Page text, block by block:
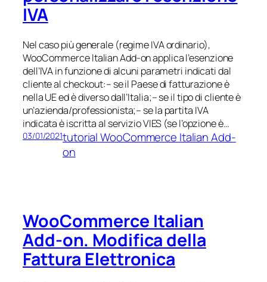
IVA
Nel caso più generale (regime IVA ordinario),
WooCommerce Italian Add-on applica l’esenzione
dell’IVA in funzione di alcuni parametri indicati dal
cliente al checkout:– se il Paese di fatturazione è
nella UE ed è diverso dall’Italia;– se il tipo di cliente è
un’azienda/professionista;– se la partita IVA
indicata è iscritta al servizio VIES (se l’opzione è…
03/01/2021tutorial WooCommerce Italian Add-
on
WooCommerce Italian
Add-on. Modifica della
Fattura Elettronica